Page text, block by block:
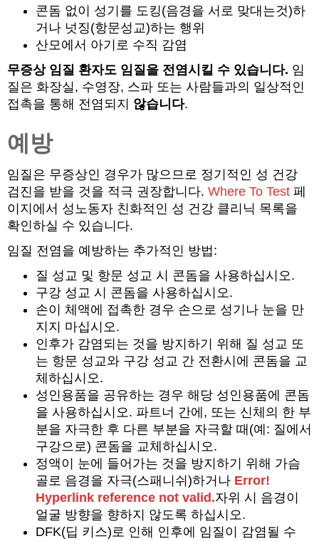
콘돔 없이 성기를 도킹(음경을 서로 맞대는것)하
거나 넛징(항문성교)하는 행위
산모에서 아기로 수직 감염
무증상 임질 환자도 임질을 전염시킬 수 있습니다. 임
질은 화장실, 수영장, 스파 또는 사람들과의 일상적인
접촉을 통해 전염되지 않습니다.
예방
임질은 무증상인 경우가 많으므로 정기적인 성 건강
검진을 받을 것을 적극 권장합니다. Where To Test 페
이지에서 성노동자 친화적인 성 건강 클리닉 목록을
확인하실 수 있습니다.
임질 전염을 예방하는 추가적인 방법:
질 성교 및 항문 성교 시 콘돔을 사용하십시오.
구강 성교 시 콘돔을 사용하십시오.
손이 체액에 접촉한 경우 손으로 성기나 눈을 만
지지 마십시오.
인후가 감염되는 것을 방지하기 위해 질 성교 또
는 항문 성교와 구강 성교 간 전환시에 콘돔을 교
체하십시오.
성인용품을 공유하는 경우 해당 성인용품에 콘돔
을 사용하십시오. 파트너 간에, 또는 신체의 한 부
분을 자극한 후 다른 부분을 자극할 때(예: 질에서
구강으로) 콘돔을 교체하십시오.
정액이 눈에 들어가는 것을 방지하기 위해 가슴
골로 음경을 자극(스패니쉬)하거나 Error!
Hyperlink reference not valid.자위 시 음경이
얼굴 방향을 향하지 않도록 하십시오.
DFK(딥 키스)로 인해 인후에 임질이 감염될 수